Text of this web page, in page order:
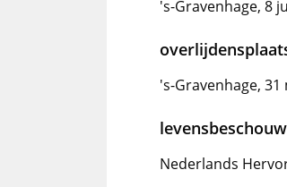
's-Gravenhage, 8
's-Gravenhage, 31
Nederlands